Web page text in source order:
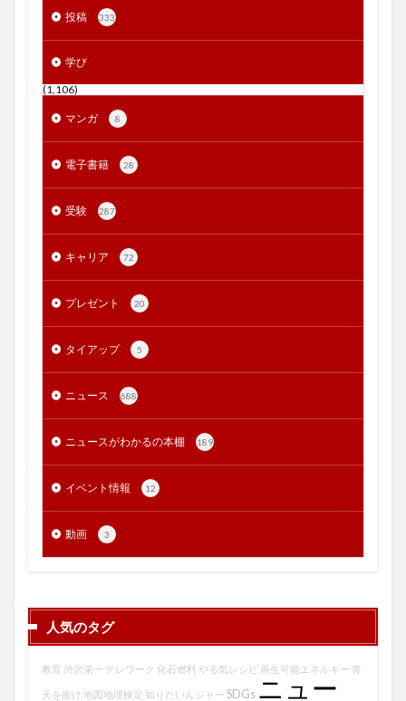
投稿 333
学び
(1,106)
マンガ 8
電子書籍 28
受験 287
キャリア 72
プレゼント 20
タイアップ 5
ニュース 688
ニュースがわかるの本棚 189
イベント情報 12
動画 3
人気のタグ
教育 渋沢栄一 テレワーク 化石燃料 やる気レシピ 再生可能エネルギー 青
天を衝け 地図地理検定 知りたいんジャー SDGs ニュー